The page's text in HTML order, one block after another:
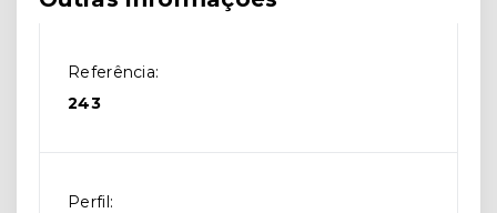
Referência:
243
Perfil: